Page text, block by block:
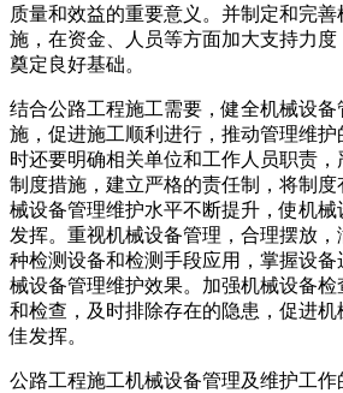
质量和效益的重要意义。并制定和完
施，在资金、人员等方面加大支持力
奠定良好基础。
结合公路工程施工需要，健全机械设
施，促进施工顺利进行，推动管理维护
时还要明确相关单位和工作人员职责
制度措施，建立严格的责任制，将制
械设备管理维护水平不断提升，使机
发挥。重视机械设备管理，合理摆放
种检测设备和检测手段应用，掌握设
械设备管理维护效果。加强机械设备
和检查，及时排除存在的隐患，促进
佳发挥。
公路工程施工机械设备管理及维护工